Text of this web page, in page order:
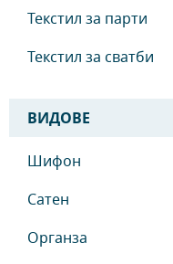
Текстил за парти
Текстил за сватби
ВИДОВЕ
Шифон
Сатен
Органза